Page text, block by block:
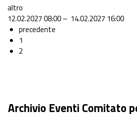
altro
12.02.2027 08:00 – 14.02.2027 16:00
precedente
1
2
Archivio Eventi Comitato